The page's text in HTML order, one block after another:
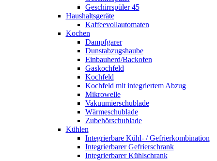
Geschirrspüler 45
Haushaltsgeräte
Kaffeevollautomaten
Kochen
Dampfgarer
Dunstabzugshaube
Einbauherd/Backofen
Gaskochfeld
Kochfeld
Kochfeld mit integriertem Abzug
Mikrowelle
Vakuumierschublade
Wärmeschublade
Zubehörschublade
Kühlen
Integrierbare Kühl- / Gefrierkombination
Integrierbarer Gefrierschrank
Integrierbarer Kühlschrank